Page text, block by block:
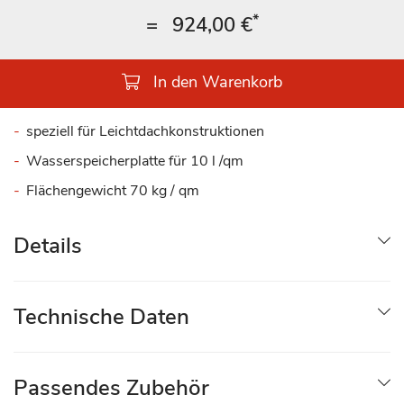
= 924,00 €*
In den Warenkorb
speziell für Leichtdachkonstruktionen
Wasserspeicherplatte für 10 l /qm
Flächengewicht 70 kg / qm
Details
Technische Daten
Passendes Zubehör